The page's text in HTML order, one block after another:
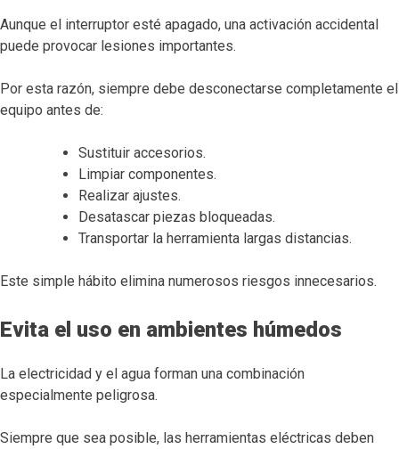
Aunque el interruptor esté apagado, una activación accidental
puede provocar lesiones importantes.
Por esta razón, siempre debe desconectarse completamente el
equipo antes de:
Sustituir accesorios.
Limpiar componentes.
Realizar ajustes.
Desatascar piezas bloqueadas.
Transportar la herramienta largas distancias.
Este simple hábito elimina numerosos riesgos innecesarios.
Evita el uso en ambientes húmedos
La electricidad y el agua forman una combinación
especialmente peligrosa.
Siempre que sea posible, las herramientas eléctricas deben